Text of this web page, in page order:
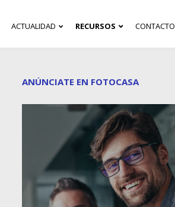
ACTUALIDAD RECURSOS CONTACTO
ANÚNCIATE EN FOTOCASA